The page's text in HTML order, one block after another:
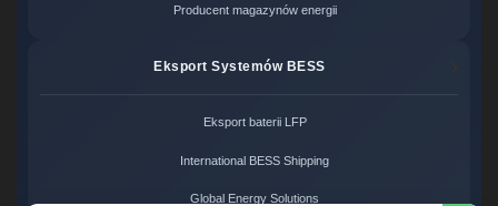
Producent magazynów energii
Eksport Systemów BESS
Eksport baterii LFP
International BESS Shipping
Global Energy Solutions